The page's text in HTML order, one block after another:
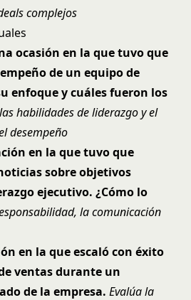
complejos
ocasión en la que tuvo que
de un equipo de
enfoque y cuáles fueron los
habilidades de liderazgo y el
desempeño
en la que tuvo que
sobre objetivos
ejecutivo. ¿Cómo lo
la comunicación
en la que escaló con éxito
ventas durante un
de la empresa. Evalúa la